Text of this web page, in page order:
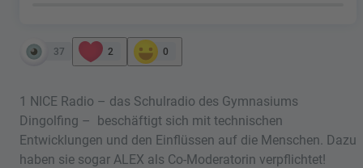
37 2 0
1 NICE Radio – das Schulradio des Gymnasiums
Dingolfing – beschäftigt sich mit technischen
Entwicklungen und den Einflüssen auf die Menschen. Dazu
haben sie sogar ALEX als Co-Moderatorin verpflichtet!